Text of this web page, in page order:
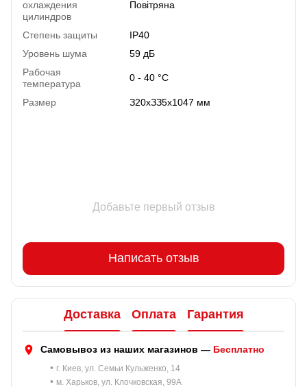
охлаждения
цилиндров
Повітряна
Степень защиты
IP40
Уровень шума
59 дБ
Рабочая
температура
0 - 40 °C
Размер З20xЗЗ5x1047 мм
Добавьте первый отзыв
Написать отзыв
Доставка Оплата Гарантия
Самовывоз из наших магазинов — Бесплатно
• г. Киев, ул. Семьи Кульженко, 14
• м. Харьков, ул. Клочковская, 99A